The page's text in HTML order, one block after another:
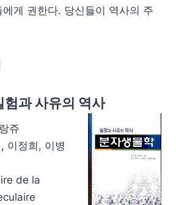
게 권한다. 당신들이 역사의 주
과 사유의 역사
쥬
이정희, 이병
de la